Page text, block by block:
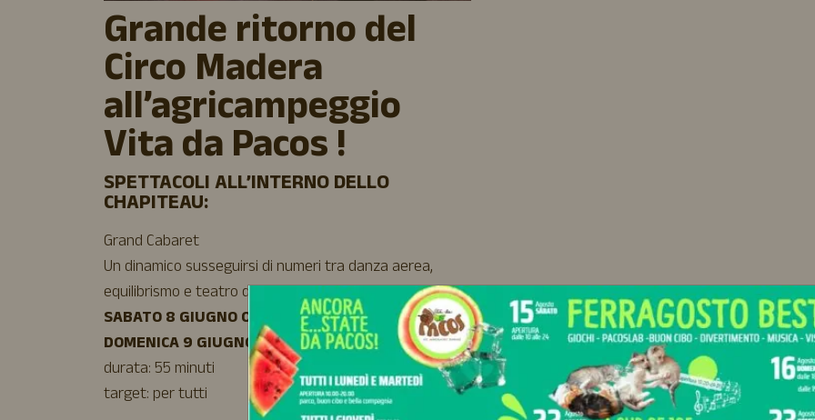
Grande ritorno del
Circo Madera
all’agricampeggio
Vita da Pacos !
SPETTACOLI ALL’INTERNO DELLO
CHAPITEAU:
Grand Cabaret
Un dinamico susseguirsi di numeri tra danza aerea,
equilibrismo e teatro di figura.
SABATO 8 GIUGNO ORE 21:00
DOMENICA 9 GIUGNO ORE 19:00
durata: 55 minuti
target: per tutti